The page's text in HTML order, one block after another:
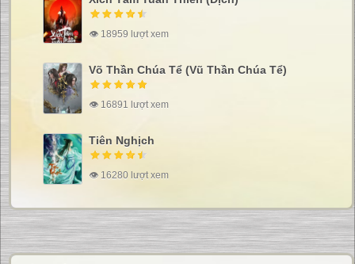
👁 18959 lượt xem
Võ Thần Chúa Tể (Vũ Thần Chúa Tể)
👁 16891 lượt xem
Tiên Nghịch
👁 16280 lượt xem